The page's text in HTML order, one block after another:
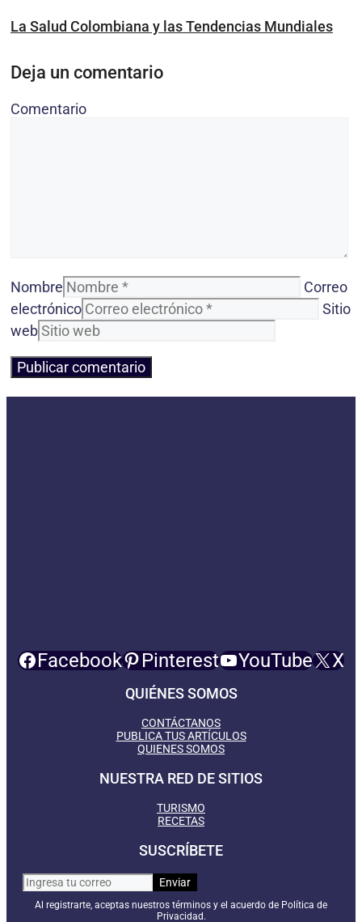
La Salud Colombiana y las Tendencias Mundiales
Deja un comentario
Comentario
Nombre
Correo
electrónico
Sitio
web
Facebook Pinterest YouTube X
QUIÉNES SOMOS
CONTÁCTANOS
PUBLICA TUS ARTÍCULOS
QUIENES SOMOS
NUESTRA RED DE SITIOS
TURISMO
RECETAS
SUSCRÍBETE
Al registrarte, aceptas nuestros términos y el acuerdo de Política de
Privacidad.